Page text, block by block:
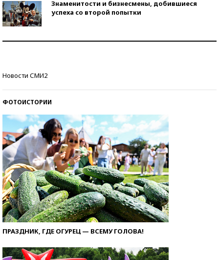
Знаменитости и бизнесмены, добившиеся
успеха со второй попытки
Новости СМИ2
ФОТОИСТОРИИ
ПРАЗДНИК, ГДЕ ОГУРЕЦ — ВСЕМУ ГОЛОВА!